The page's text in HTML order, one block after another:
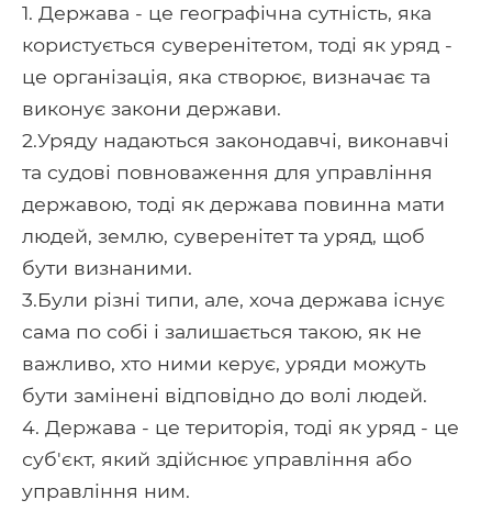
1. Держава - це географічна сутність, яка
користується суверенітетом, тоді як уряд -
це організація, яка створює, визначає та
виконує закони держави.
2.Уряду надаються законодавчі, виконавчі
та судові повноваження для управління
державою, тоді як держава повинна мати
людей, землю, суверенітет та уряд, щоб
бути визнаними.
3.Були різні типи, але, хоча держава існує
сама по собі і залишається такою, як не
важливо, хто ними керує, уряди можуть
бути замінені відповідно до волі людей.
4. Держава - це територія, тоді як уряд - це
суб'єкт, який здійснює управління або
управління ним.